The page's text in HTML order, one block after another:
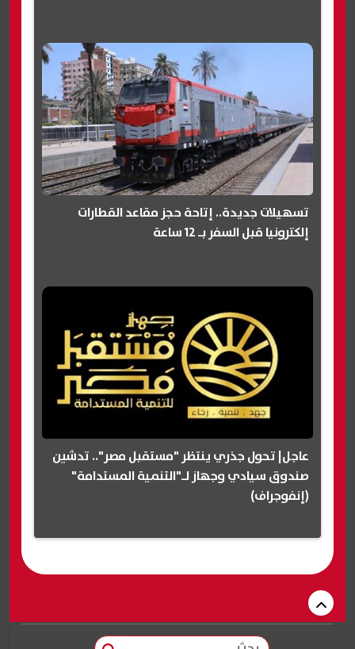
تسهيلات جديدة.. إتاحة حجز مقاعد القطارات
إلكترونيا قبل السفر بـ 12 ساعة
عاجل| تحول جذري ينتظر "مستقبل مصر".. تدشين
صندوق سيادي وجهاز لـ"التنمية المستدامة"
(إنفوجراف)